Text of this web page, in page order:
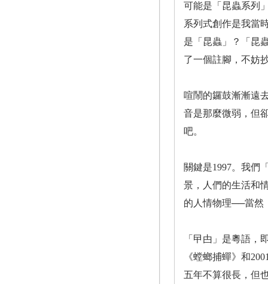
可能是「昆蟲系列
系列式創作是我當
是「昆蟲」？「昆
了一個註腳，不妨
喧鬧的鑼鼓漸漸遠
音是那麼微弱，但
吧。
關鍵是1997。我們
景，人們的生活和
的人情物理──當然
「曱甴」是粵語，
《螳螂捕蟬》和
五年不算很長，但